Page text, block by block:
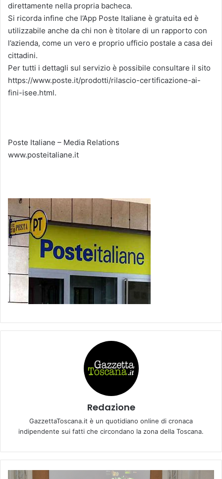
direttamente nella propria bacheca.
Si ricorda infine che l’App Poste Italiane è gratuita ed è
utilizzabile anche da chi non è titolare di un rapporto con
l’azienda, come un vero e proprio ufficio postale a casa dei
cittadini.
Per tutti i dettagli sul servizio è possibile consultare il sito
https://www.poste.it/prodotti/rilascio-certificazione-ai-
fini-isee.html.
Poste Italiane – Media Relations
www.posteitaliane.it
Redazione
GazzettaToscana.it è un quotidiano online di cronaca
indipendente sui fatti che circondano la zona della Toscana.